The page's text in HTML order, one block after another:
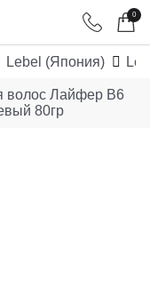
0
Lebel (Япония)
волос Лайфер B6
80гр